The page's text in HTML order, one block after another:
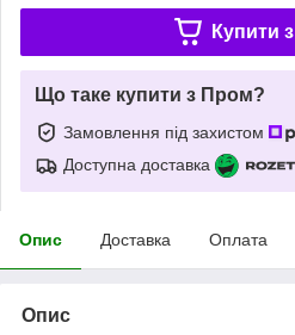
Купити з
Що таке купити з Пром?
Замовлення під захистом
Доступна доставка
Опис Доставка Оплата
Опис